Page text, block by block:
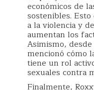
económicos de
sostenibles.
a la violencia y
aumentan los
Asimismo,
mencionó cómo
tiene un rol
sexuales contra
Finalmente,